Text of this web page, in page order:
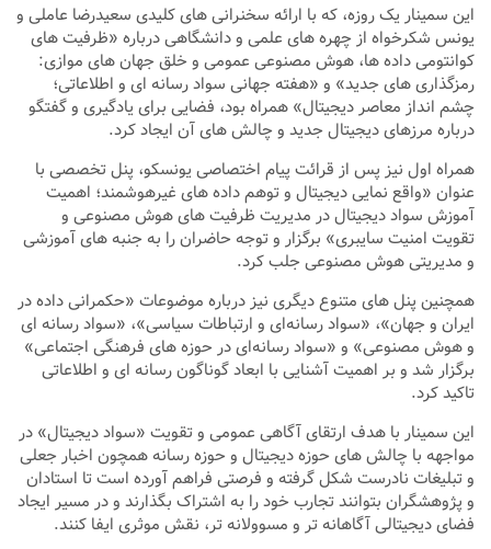
این سمینار یک روزه، که با ارائه سخنرانی های کلیدی سعیدرضا عاملی و
یونس شکرخواه از چهره های علمی و دانشگاهی درباره «ظرفیت های
کوانتومی داده ها، هوش مصنوعی عمومی و خلق جهان های موازی:
رمزگذاری های جدید» و «هفته جهانی سواد رسانه ای و اطلاعاتی؛
چشم انداز معاصر دیجیتال» همراه بود، فضایی برای یادگیری و گفتگو
درباره مرزهای دیجیتال جدید و چالش های آن ایجاد کرد.
همراه اول نیز پس از قرائت پیام اختصاصی یونسکو، پنل تخصصی با
عنوان «واقع نمایی دیجیتال و توهم داده های غیرهوشمند؛ اهمیت
آموزش سواد دیجیتال در مدیریت ظرفیت های هوش مصنوعی و
تقویت امنیت سایبری» برگزار و توجه حاضران را به جنبه های آموزشی
و مدیریتی هوش مصنوعی جلب کرد.
همچنین پنل های متنوع دیگری نیز درباره موضوعات «حکمرانی داده در
ایران و جهان»، «سواد رسانه‌ای و ارتباطات سیاسی»، «سواد رسانه ای
و هوش مصنوعی» و «سواد رسانه‌ای در حوزه های فرهنگی اجتماعی»
برگزار شد و بر اهمیت آشنایی با ابعاد گوناگون رسانه ای و اطلاعاتی
تاکید کرد.
این سمینار با هدف ارتقای آگاهی عمومی و تقویت «سواد دیجیتال» در
مواجهه با چالش های حوزه دیجیتال و حوزه رسانه همچون اخبار جعلی
و تبلیغات نادرست شکل گرفته و فرصتی فراهم آورده است تا استادان
و پژوهشگران بتوانند تجارب خود را به اشتراک بگذارند و در مسیر ایجاد
فضای دیجیتالی آگاهانه تر و مسوولانه تر، نقش موثری ایفا کنند.